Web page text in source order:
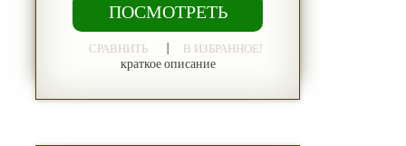
ПОСМОТРЕТЬ
СРАВНИТЬ В ИЗБРАННОЕ!
краткое описание